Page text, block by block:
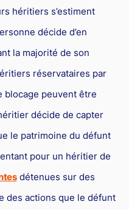
héritiers s’estiment
décide d’en
la majorité de son
réservataires par
blocage peuvent être
décide de capter
le patrimoine du défunt
pour un héritier de
détenues sur des
des actions que le défunt